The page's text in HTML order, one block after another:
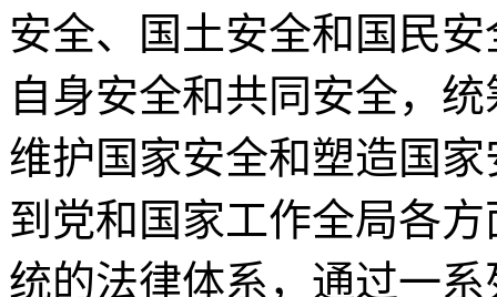
安全、国土安全和国民
自身安全和共同安全，
维护国家安全和塑造国
到党和国家工作全局各
统的法律体系，通过一